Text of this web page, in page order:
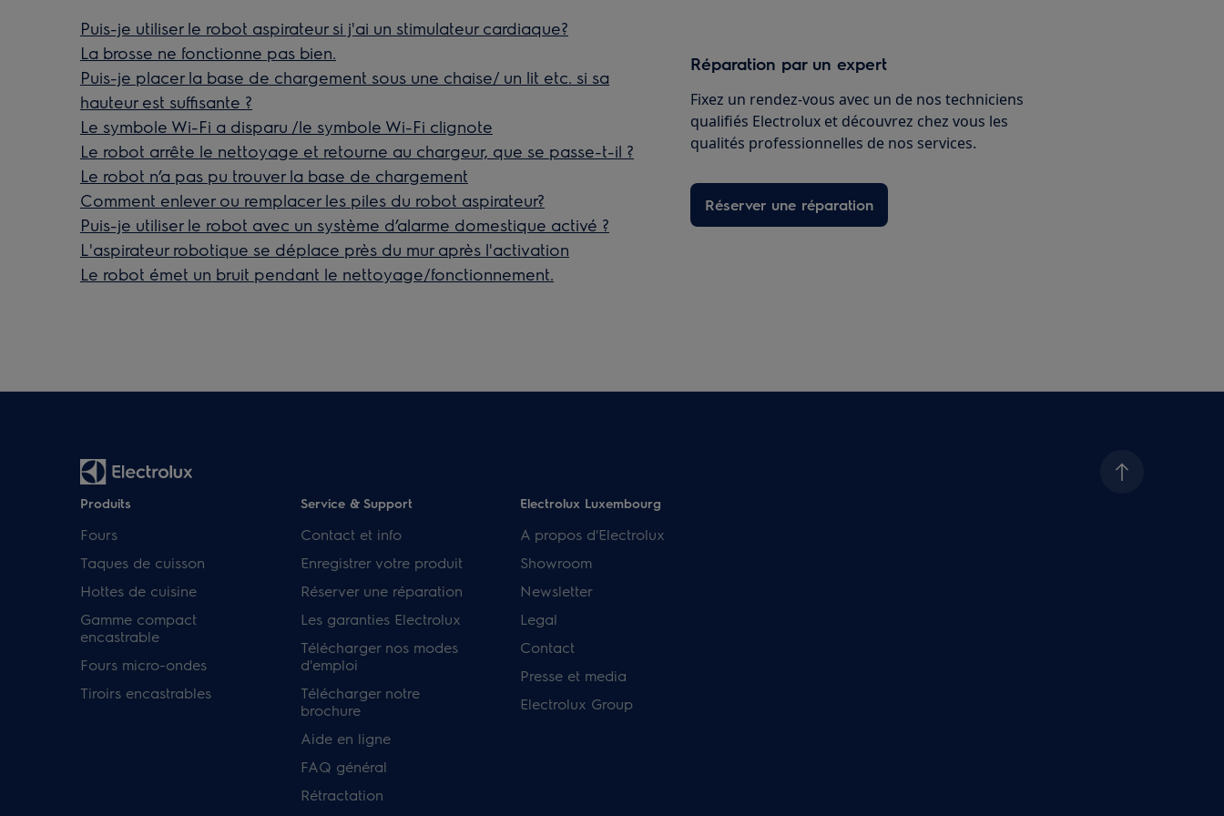
Puis-je utiliser le robot aspirateur si j'ai un stimulateur cardiaque?
La brosse ne fonctionne pas bien.
Puis-je placer la base de chargement sous une chaise/ un lit etc. si sa
hauteur est suffisante ?
Le symbole Wi-Fi a disparu /le symbole Wi-Fi clignote
Le robot arrête le nettoyage et retourne au chargeur, que se passe-t-il ?
Le robot n’a pas pu trouver la base de chargement
Comment enlever ou remplacer les piles du robot aspirateur?
Puis-je utiliser le robot avec un système d’alarme domestique activé ?
L'aspirateur robotique se déplace près du mur après l'activation
Le robot émet un bruit pendant le nettoyage/fonctionnement.
Réparation par un expert
Fixez un rendez-vous avec un de nos techniciens
qualifiés Electrolux et découvrez chez vous les
qualités professionnelles de nos services.
Réserver une réparation
Produits
Fours
Taques de cuisson
Hottes de cuisine
Gamme compact
encastrable
Fours micro-ondes
Tiroirs encastrables
Service & Support
Contact et info
Enregistrer votre produit
Réserver une réparation
Les garanties Electrolux
Télécharger nos modes
d'emploi
Télécharger notre
brochure
Aide en ligne
FAQ général
Rétractation
Electrolux Luxembourg
A propos d'Electrolux
Showroom
Newsletter
Legal
Contact
Presse et media
Electrolux Group